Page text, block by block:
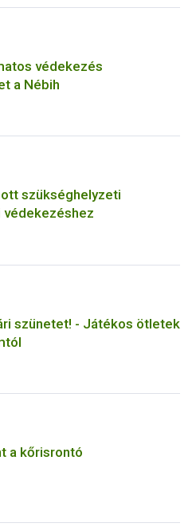
védekezés
a Nébih
szükséghelyzeti
védekezéshez
szünetet! - Játékos ötletek
a kőrisrontó